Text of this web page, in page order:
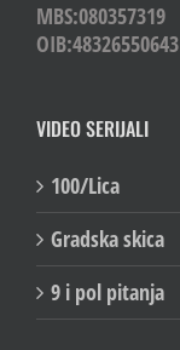
MBS:080357319
OIB:48326550643
VIDEO SERIJALI
100/Lica
Gradska skica
9 i pol pitanja